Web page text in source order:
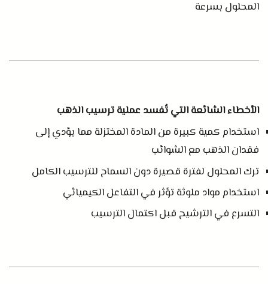
المحلول بسرعة
الأخطاء الشائعة التي تُفسد عملية ترسيب الذهب
استخدام كمية كبيرة من المادة المختزلة مما يؤدي إلى
فقدان الذهب مع الشوائب
ترك المحلول لفترة قصيرة دون السماح للترسيب الكامل
استخدام مواد ملوثة تؤثر في التفاعل الكيميائي
التسرع في الترشيح قبل اكتمال الترسيب